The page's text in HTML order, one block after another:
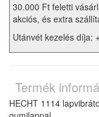
30.000 Ft feletti
akciós, és extra
Utánvét kezelés díja:
Termék
HECHT 1114